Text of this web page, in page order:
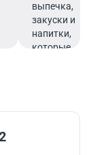
выпечка,
закуски и
напитки,
которые
продуктивно